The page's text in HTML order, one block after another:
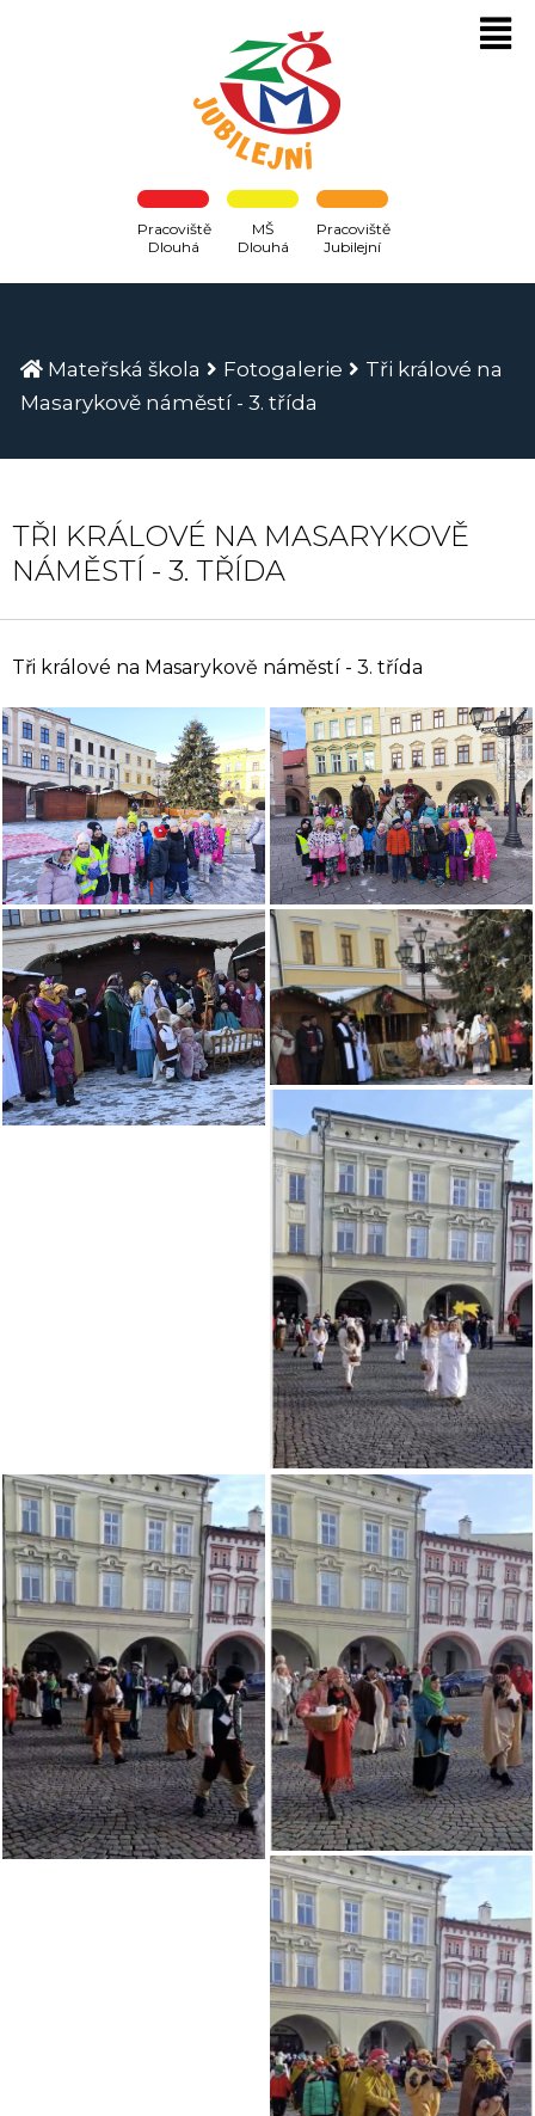
Pracoviště
Dlouhá
MŠ
Dlouhá
Pracoviště
Jubilejní
Mateřská škola Fotogalerie
Tři králové na
Masarykově náměstí - 3. třída
TŘI KRÁLOVÉ NA MASARYKOVĚ
NÁMĚSTÍ - 3. TŘÍDA
Tři králové na Masarykově náměstí - 3. třída